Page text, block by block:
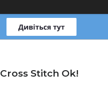
Cross Stitch Ok!